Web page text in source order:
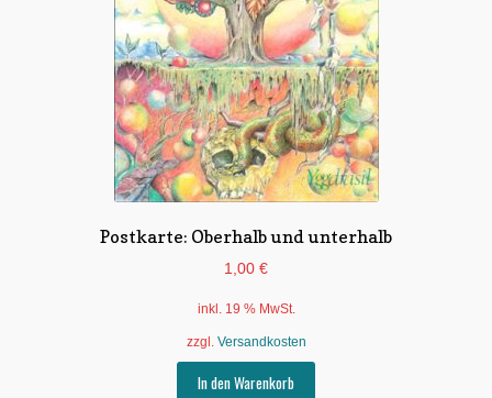
Postkarte: Oberhalb und unterhalb
1,00 €
inkl. 19 % MwSt.
zzgl. Versandkosten
In den Warenkorb